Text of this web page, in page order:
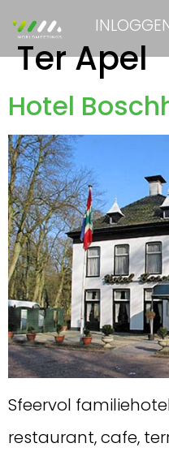
Ter Apel
Hotel
Sfeervol
restaurant, cafe,